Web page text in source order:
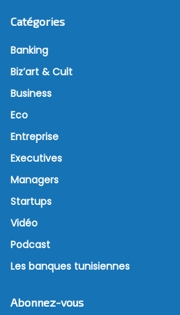
Catégories
Banking
Biz’art & Cult
Business
Eco
Entreprise
Executives
Managers
Startups
Vidéo
Podcast
Les banques tunisiennes
Abonnez-vous